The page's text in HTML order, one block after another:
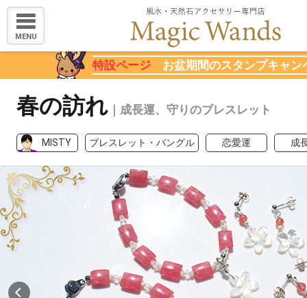
MENU
特設ページ お盆期間のスタンプキャン
春の訪れ ｜成長運、守りのブレスレット
MISTY ブレスレット・バングル 恋愛運 成